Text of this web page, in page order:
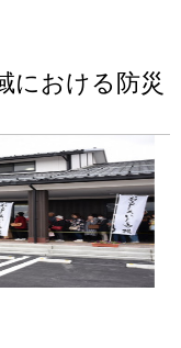
における防災